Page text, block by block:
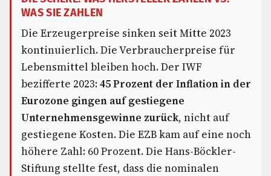
WAS SIE ZAHLEN
Die Erzeugerpreise sinken seit Mitte 2023
kontinuierlich. Die Verbraucherpreise für
Lebensmittel bleiben hoch. Der IWF
bezifferte 2023:45 Prozent der Inflation in der
Eurozone gingen auf gestiegene
Unternehmensgewinne zurück, nicht auf
gestiegene Kosten. Die EZB kam auf eine noch
höhere Zahl: 60 Prozent. Die Hans-Böckler-
Stiftung stellte fest, dass die nominalen